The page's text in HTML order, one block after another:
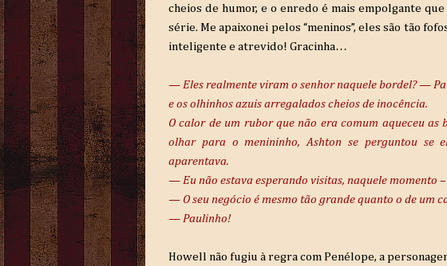
cheios de humor, e o enredo é mais empolgante que
série. Me apaixonei pelos “meninos”, eles são tão
inteligente e atrevido! Gracinha…
— Eles realmente viram o senhor naquele bordel?—
e os olhinhos azuis arregalados cheios de inocência.
O calor de um rubor que não era comum aqueceu as
olhar para o menininho, Ashton se perguntou se
aparentava.
— Eu não estava esperando visitas, naquele momento
— O seu negócio é mesmo tão grande quanto o de um
— Paulinho!
Howell não fugiu à regra com Penélope, a